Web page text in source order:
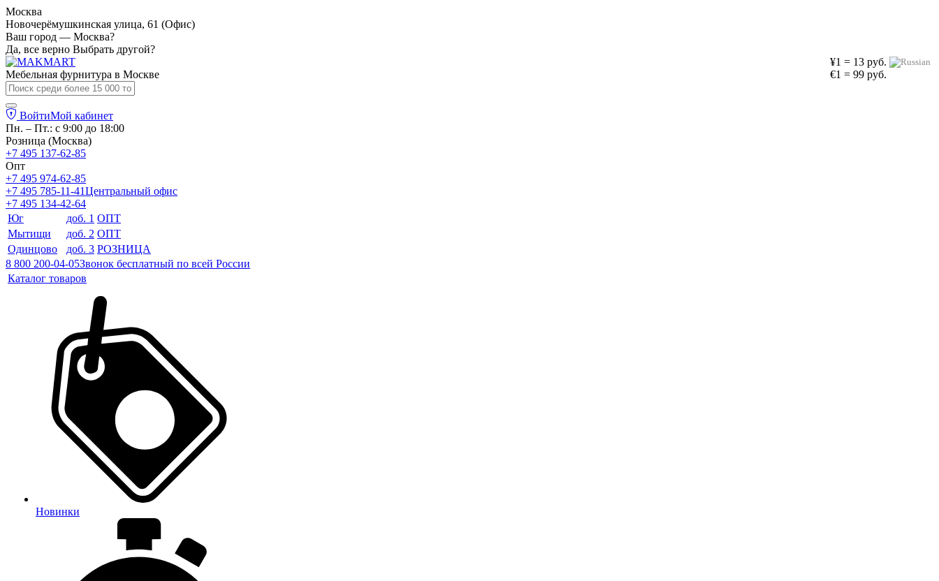
Москва
Новочерёмушкинская улица, 61 (Офис)
Ваш город — Москва?
Да, все верно Выбрать другой?
¥1 = 13 руб.
€1 = 99 руб.
Мебельная фурнитура в Москве
ВойтиМой кабинет
Пн. – Пт.: с 9:00 до 18:00
Розница (Москва)
+7 495 137-62-85
Опт
+7 495 974-62-85
+7 495 785-11-41Центральный офис
+7 495 134-42-64
Юг
доб. 1 ОПТ
Мытищи
доб. 2 ОПТ
Одинцово
доб. 3 РОЗНИЦА
8 800 200-04-05Звонок бесплатный по всей России
Каталог товаров
Новинки